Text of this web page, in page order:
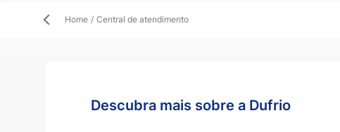
Home / Central de atendimento
Descubra mais sobre a Dufrio